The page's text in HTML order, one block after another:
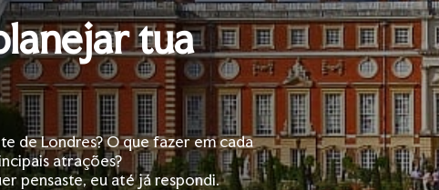
tua
de Londres? O que fazer em cada
atrações?
pensaste, eu até já respondi.